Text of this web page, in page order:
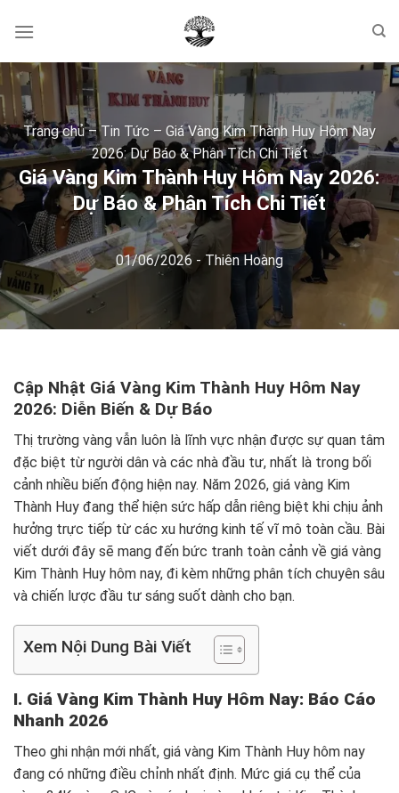
Trang chủ–Tin Tức – Giá Vàng Kim Thành Huy Hôm Nay
2026: Dự Báo & Phân Tích Chi Tiết
Giá Vàng Kim Thành Huy Hôm Nay 2026:
Dự Báo & Phân Tích Chi Tiết
01/06/2026 - Thiên Hoàng
Cập Nhật Giá Vàng Kim Thành Huy Hôm Nay
2026: Diễn Biến & Dự Báo
Thị trường vàng vẫn luôn là lĩnh vực nhận được sự quan tâm
đặc biệt từ người dân và các nhà đầu tư, nhất là trong bối
cảnh nhiều biến động hiện nay. Năm 2026, giá vàng Kim
Thành Huy đang thể hiện sức hấp dẫn riêng biệt khi chịu ảnh
hưởng trực tiếp từ các xu hướng kinh tế vĩ mô toàn cầu. Bài
viết dưới đây sẽ mang đến bức tranh toàn cảnh về giá vàng
Kim Thành Huy hôm nay, đi kèm những phân tích chuyên sâu
và chiến lược đầu tư sáng suốt dành cho bạn.
Xem Nội Dung Bài Viết
I. Giá Vàng Kim Thành Huy Hôm Nay: Báo Cáo
Nhanh 2026
Theo ghi nhận mới nhất, giá vàng Kim Thành Huy hôm nay
đang có những điều chỉnh nhất định. Mức giá cụ thể của